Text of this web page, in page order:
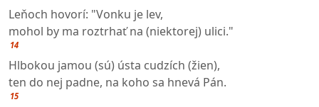
Leňoch hovorí: "Vonku je lev,
mohol by ma roztrhať na (niektorej) ulici."
14
Hlbokou jamou (sú) ústa cudzích (žien),
ten do nej padne, na koho sa hnevá Pán.
15